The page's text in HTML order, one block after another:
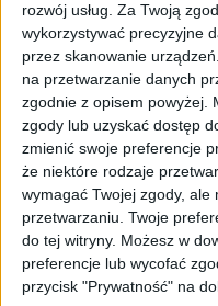
rozwój usług. Za Twoją
wykorzystywać precyzyjne
przez skanowanie
na przetwarzanie danych
zgodnie z opisem powyżej.
zgody lub uzyskać dostęp
zmienić swoje preferencje
że niektóre rodzaje
wymagać Twojej zgody,
przetwarzaniu. Twoje
do tej witryny. Możesz w
preferencje lub wycofać
przycisk "Prywatność" na
Smartfony Tech
Można już
Pro